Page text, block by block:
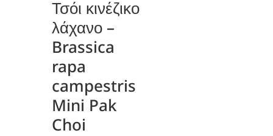
Τσόι κινέζικο
λάχανο –
Brassica
rapa
campestris
Mini Pak
Choi